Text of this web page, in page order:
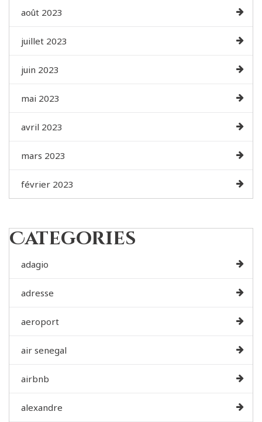
août 2023
juillet 2023
juin 2023
mai 2023
avril 2023
mars 2023
février 2023
Categories
adagio
adresse
aeroport
air senegal
airbnb
alexandre